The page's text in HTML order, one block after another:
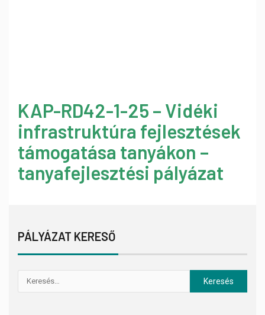
KAP-RD42-1-25 – Vidéki
infrastruktúra fejlesztések
támogatása tanyákon –
tanyafejlesztési pályázat
PÁLYÁZAT KERESŐ